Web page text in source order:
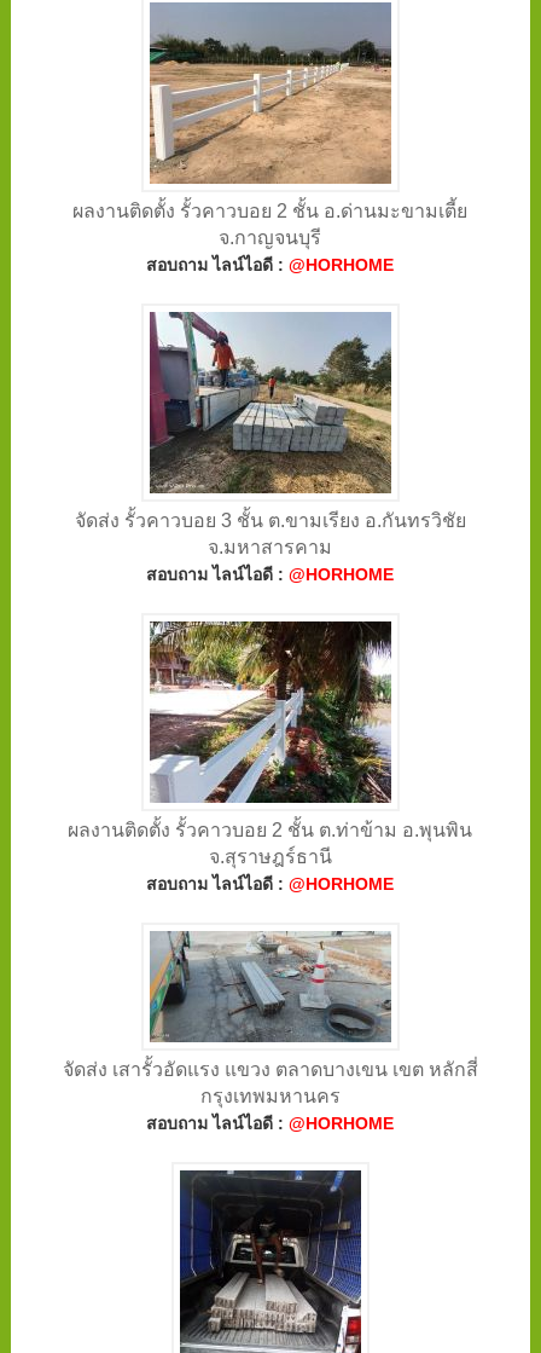
ผลงานติดตั้ง รั้วคาวบอย 2 ชั้น อ.ด่านมะขามเตี้ย
จ.กาญจนบุรี
สอบถาม ไลน์ไอดี :@HORHOME
จัดส่ง รั้วคาวบอย 3 ชั้น ต.ขามเรียง อ.กันทรวิชัย
จ.มหาสารคาม
สอบถาม ไลน์ไอดี :@HORHOME
ผลงานติดตั้ง รั้วคาวบอย 2 ชั้น ต.ท่าข้าม อ.พุนพิน
จ.สุราษฎร์ธานี
สอบถาม ไลน์ไอดี :@HORHOME
จัดส่ง เสารั้วอัดแรง แขวง ตลาดบางเขน เขต หลักสี่
กรุงเทพมหานคร
สอบถาม ไลน์ไอดี :@HORHOME